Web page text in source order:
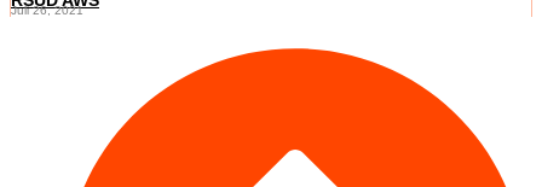
Juli 26, 2021